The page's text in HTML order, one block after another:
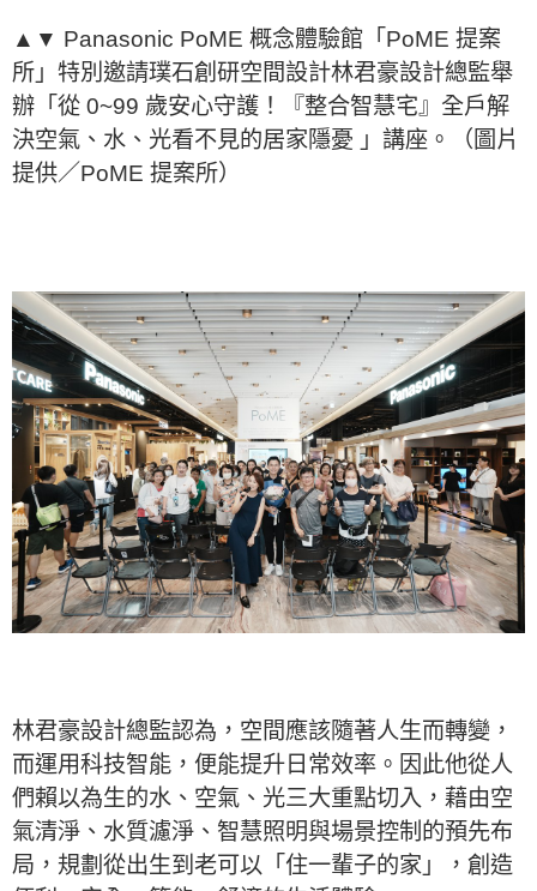
▲▼ Panasonic PoME 概念體驗館「PoME 提案
所」特別邀請璞石創研空間設計林君豪設計總監舉
辦「從 0~99 歲安心守護！『整合智慧宅』全戶解
決空氣、水、光看不見的居家隱憂 」講座。（圖片
提供／PoME 提案所）
林君豪設計總監認為，空間應該隨著人生而轉變，
而運用科技智能，便能提升日常效率。因此他從人
們賴以為生的水、空氣、光三大重點切入，藉由空
氣清淨、水質濾淨、智慧照明與場景控制的預先布
局，規劃從出生到老可以「住一輩子的家」，創造